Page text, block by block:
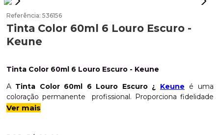
Referência: 536156
Tinta Color 60ml 6 Louro Escuro -
Keune
Tinta Color 60ml 6 Louro Escuro - Keune
A Tinta Color 60ml 6 Louro Escuro ¿ Keune é uma
coloração permanente profissional. Proporciona fidelidade
da cor, ideal para você criar vários visuais diferentes do jeito
Ver mais